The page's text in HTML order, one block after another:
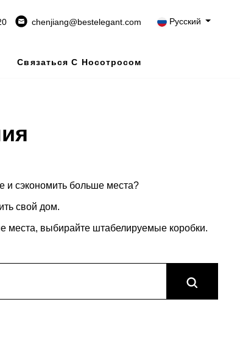
chenjiang@bestelegant.com Русский
Связаться С Носотросом
и сэкономить больше места?
свой дом.
места, выбирайте штабелируемые коробки.